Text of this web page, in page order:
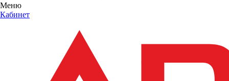
Меню
Кабинет